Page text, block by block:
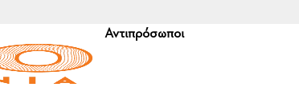
Αντιπρόσωποι